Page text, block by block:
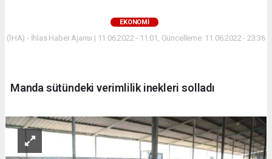
EKONOMİ
(İHA) - İhlas Haber Ajansı | 11.06.2022 - 11:01, Güncelleme: 11.06.2022 - 23:36
Manda sütündeki verimlilik inekleri solladı